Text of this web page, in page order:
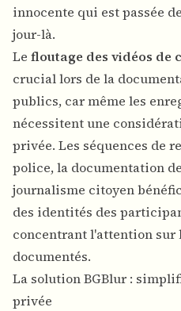
innocente qui est passée
jour-là.
Le floutage des vidéos
crucial lors de la
publics, car même les
nécessitent une
privée. Les séquences de
police, la documentation
journalisme citoyen
des identités des
concentrant l'attention sur
documentés.
La solution BGBlur :
privée